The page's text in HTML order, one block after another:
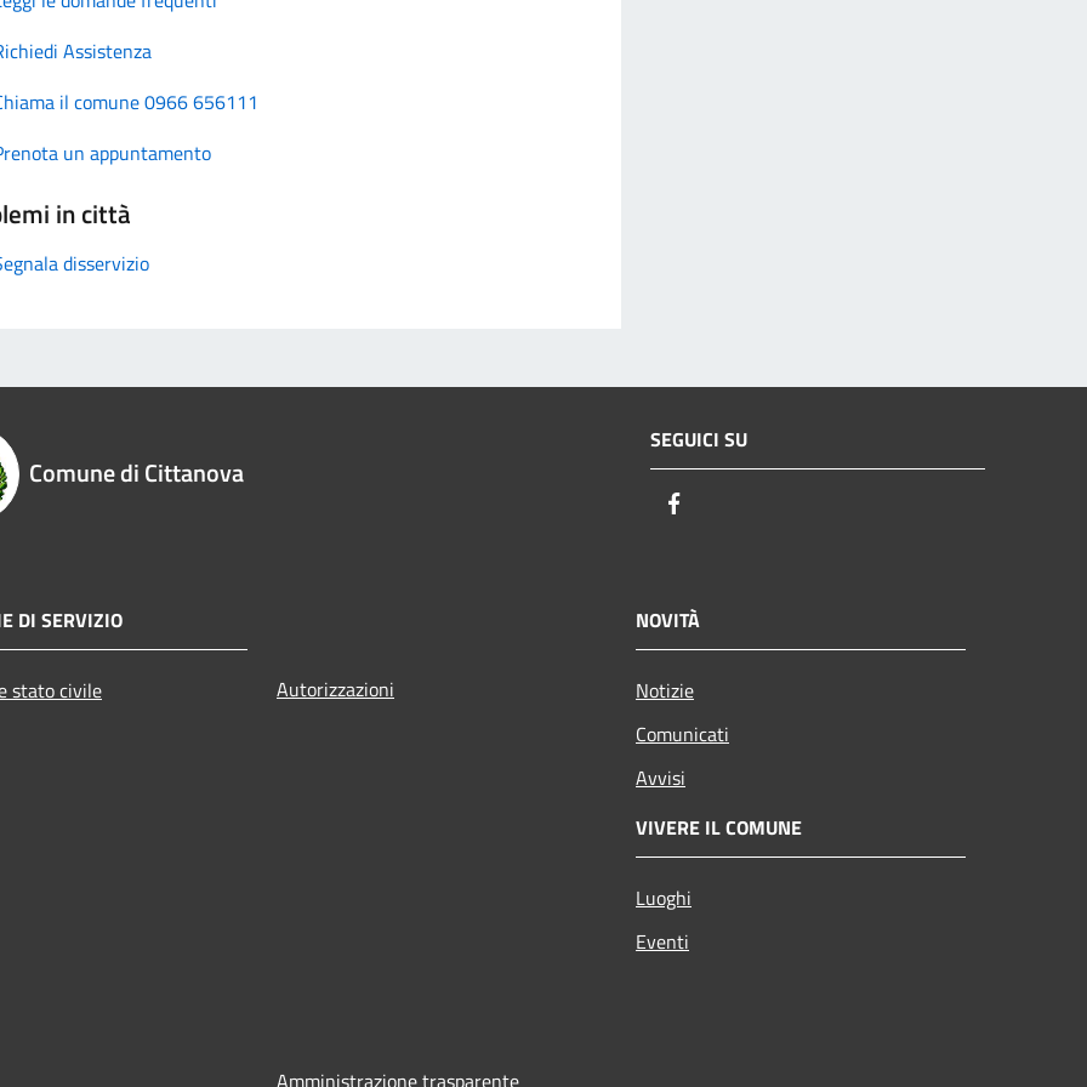
Assistenza
il comune 0966 656111
un appuntamento
in città
disservizio
Comune di Cittanova
SEGUICI SU
DI SERVIZIO
stato civile Autorizzazioni
NOVITÀ
Notizie
Comunicati
Avvisi
VIVERE IL COMUNE
Luoghi
Eventi
Amministrazione trasparente